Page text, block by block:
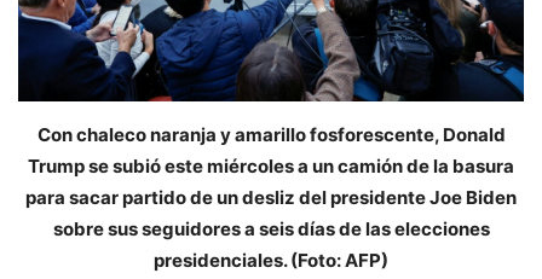
Con chaleco naranja y amarillo fosforescente, Donald
Trump se subió este miércoles a un camión de la basura
para sacar partido de un desliz del presidente Joe Biden
sobre sus seguidores a seis días de las elecciones
presidenciales. (Foto: AFP)